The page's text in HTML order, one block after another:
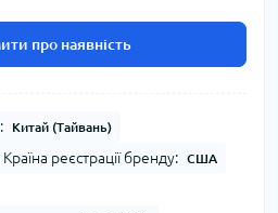
про наявність
Китай (Тайвань)
Країна реєстрації бренду: США